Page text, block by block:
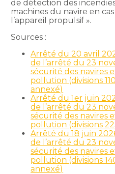
de détection des
machines du navire en
l’appareil propulsif ».
Sources :
Arrêté du 20 avril
de l’arrêté du 23
sécurité des navires
pollution (divisions
annexé)
Arrêté du 1er juin
de l’arrêté du 23
sécurité des navires
pollution (divisions
Arrêté du 18 juin
de l’arrêté du 23
sécurité des navires
pollution (divisions
annexé)